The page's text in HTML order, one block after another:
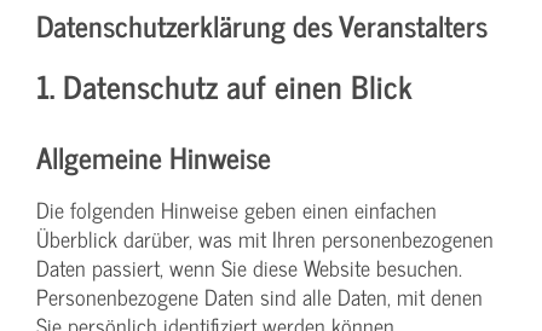
Datenschutzerklärung des Veranstalters
1. Datenschutz auf einen Blick
Allgemeine Hinweise
Die folgenden Hinweise geben einen einfachen
Überblick darüber, was mit Ihren personenbezogenen
Daten passiert, wenn Sie diese Website besuchen.
Personenbezogene Daten sind alle Daten, mit denen